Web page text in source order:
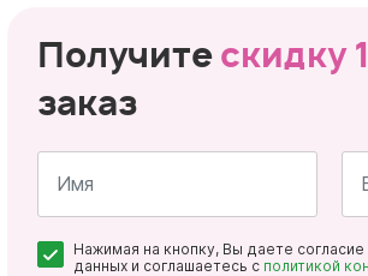
Получитескидку
заказ
*
*
Нажимая на кнопку, Вы даете
данных и соглашаетесь с политикой